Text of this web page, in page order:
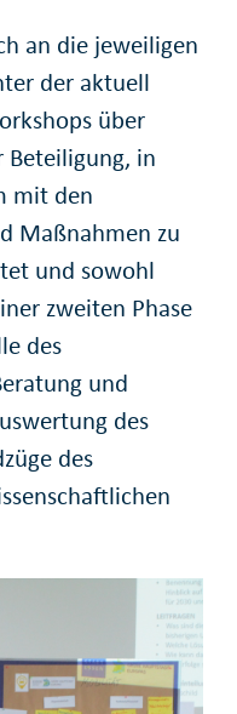
an die jeweiligen
der aktuell
über
Beteiligung, in
mit den
Maßnahmen zu
und sowohl
zweiten Phase
des
und
des
des